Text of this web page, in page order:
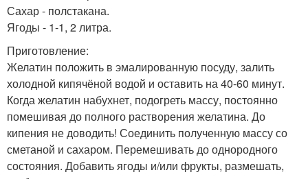
Сахар - полстакана.
Ягоды - 1-1, 2 литра.
Приготовление:
Желатин положить в эмалированную посуду, залить
холодной кипячёной водой и оставить на 40-60 минут.
Когда желатин набухнет, подогреть массу, постоянно
помешивая до полного растворения желатина. До
кипения не доводить! Соединить полученную массу со
сметаной и сахаром. Перемешивать до однородного
состояния. Добавить ягоды и/или фрукты, размешать,